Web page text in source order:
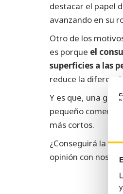
destacar el papel
avanzando en su
Otro de los
es porque el
superficies a las
reduce la
Y es que, una
pequeño
más cortos.
¿Conseguirá la
opinión con